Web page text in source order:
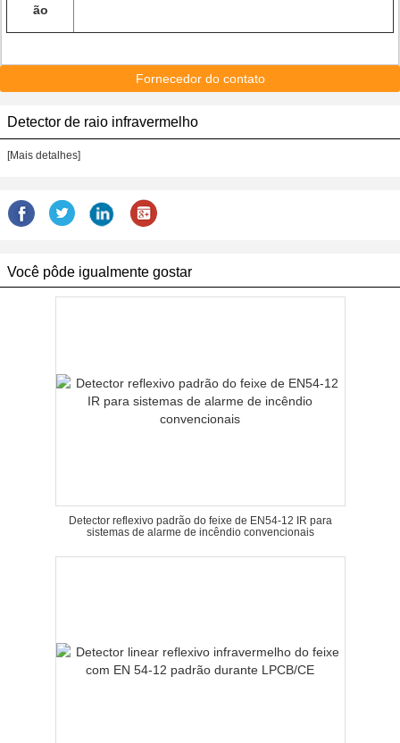
ão
Fornecedor do contato
Detector de raio infravermelho
[Mais detalhes]
Você pôde igualmente gostar
Detector reflexivo padrão do feixe de EN54-12 IR para
sistemas de alarme de incêndio convencionais